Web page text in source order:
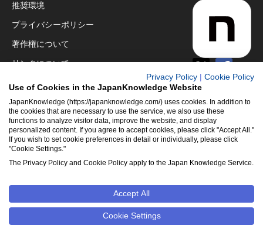
推奨環境
プライバシーポリシー
著作権について
リンクについて
免責事項
運営会社
アクセシビリティ対応
クッキーポリシー
Cookie設定
NetAdvance Inc. All rights reserved.
写真・イラスト等のすべてのコンテンツの無断複写・転載を禁じ
ます
Privacy Policy
Cookie Policy
Use of Cookies in the JapanKnowledge Website
JapanKnowledge (https://japanknowledge.com/) uses cookies. In addition to
the cookies that are necessary to use the service, we also use these
functions to analyze visitor data, improve the website, and display
personalized content. If you agree to accept cookies, please click "Accept All."
If you wish to set cookie preferences in detail or individually, please click
"Cookie Settings."
The Privacy Policy and Cookie Policy apply to the Japan Knowledge Service.
Accept All
Cookie Settings